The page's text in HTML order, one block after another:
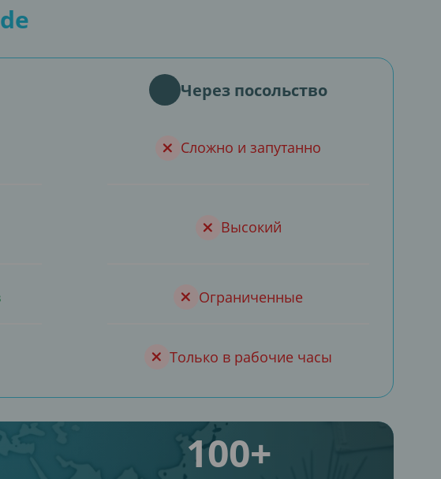
Через посольство
Сложно и запутанно
Высокий
Ограниченные
Только в рабочие часы
100+